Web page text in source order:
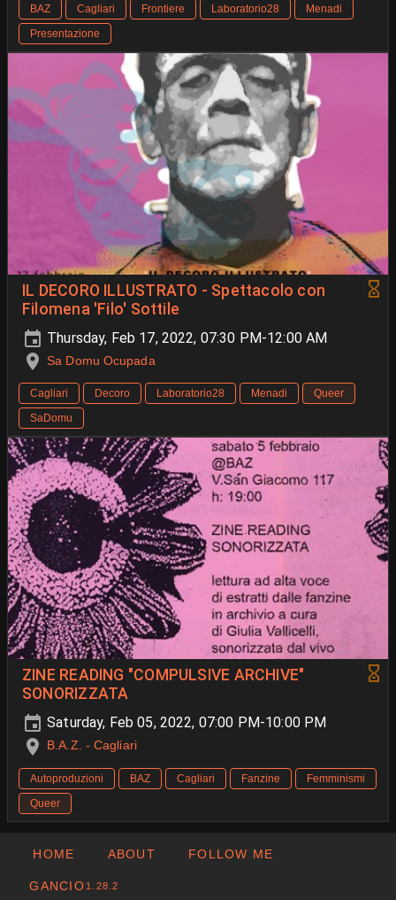
BAZ Cagliari Frontiere Laboratorio28
Menadi
Presentazione
IL DECORO ILLUSTRATO - Spettacolo con
Filomena 'Filo' Sottile
Thursday, Feb 17, 2022, 07:30 PM-12:00 AM
Sa Domu Ocupada
Cagliari Decoro Laboratorio28 Menadi
Queer
SaDomu
ZINE READING "COMPULSIVE ARCHIVE"
SONORIZZATA
Saturday, Feb 05, 2022, 07:00 PM-10:00 PM
B.A.Z. - Cagliari
Autoproduzioni BAZ Cagliari Fanzine
Femminismi
Queer
HOME ABOUT FOLLOW ME
GANCIO 1.28.2